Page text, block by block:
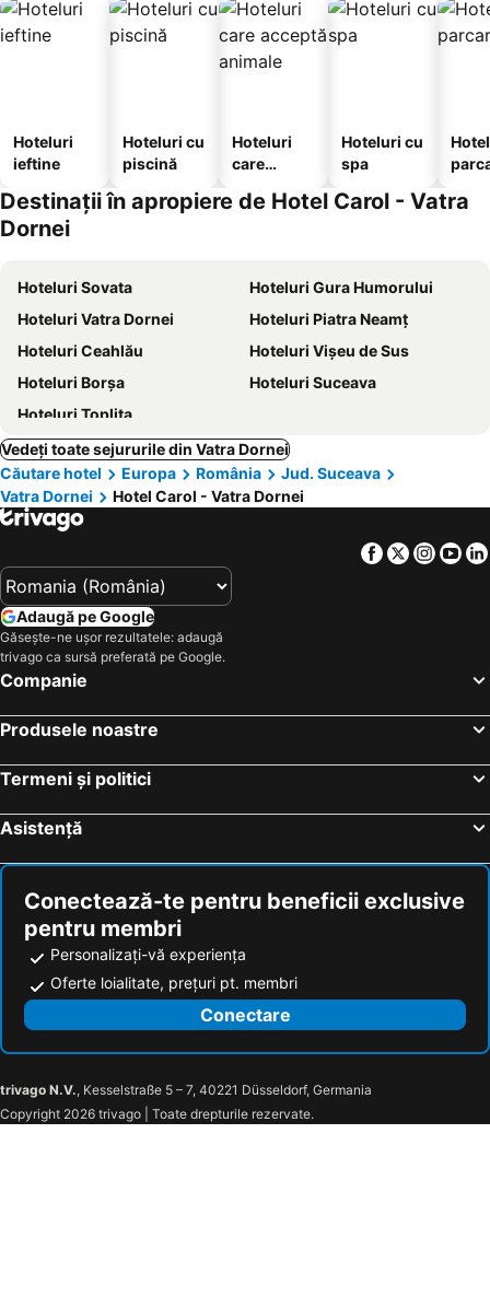
Hoteluri
ieftine
Hoteluri cu
piscină
Hoteluri
care
animale
Hoteluri cu
spa
Destinații în apropiere de Hotel Carol - Vatra
Dornei
Hoteluri Sovata
Hoteluri Gura Humorului
Hoteluri Vatra Dornei
Hoteluri Piatra Neamț
Hoteluri Ceahlău
Hoteluri Vişeu de Sus
Hoteluri Borşa
Hoteluri Suceava
Hoteluri Topliţa
Vedeți toate sejururile din Vatra Dornei
Căutare hotel
Europa România
Jud. Suceava
Vatra Dornei
Hotel Carol - Vatra Dornei
Facebook
Twitter
Adaugă pe Google
Găsește-ne ușor rezultatele: adaugă
trivago ca sursă preferată pe Google.
Companie
Produsele noastre
Termeni și politici
Asistență
Conectează-te pentru beneficii exclusive
pentru membri
Personalizați-vă experiența
Oferte loialitate, prețuri pt. membri
Conectare
trivago N.V., Kesselstraße 5 – 7, 40221 Düsseldorf, Germania
Copyright 2026 trivago | Toate drepturile rezervate.